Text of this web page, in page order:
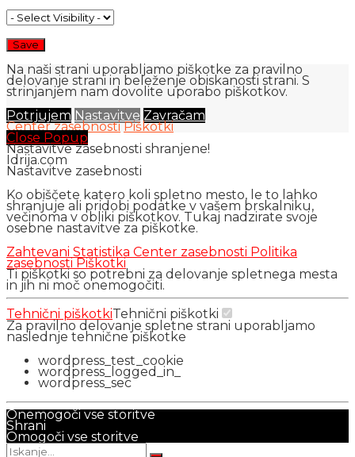
Na naši strani uporabljamo piškotke za pravilno
delovanje strani in beleženje obiskanosti strani. S
strinjanjem nam dovolite uporabo piškotkov.
Potrjujem Nastavitve Zavračam
Center zasebnosti Piškotki
Close Popup
Nastavitve zasebnosti shranjene!
Idrija.com
Nastavitve zasebnosti
Ko obiščete katero koli spletno mesto, le to lahko
shranjuje ali pridobi podatke v vašem brskalniku,
večinoma v obliki piškotkov. Tukaj nadzirate svoje
osebne nastavitve za piškotke.
Zahtevani Statistika Center zasebnosti Politika
zasebnosti Piškotki
Ti piškotki so potrebni za delovanje spletnega mesta
in jih ni moč onemogočiti.
Tehnični piškotkiTehnični piškotki
Za pravilno delovanje spletne strani uporabljamo
naslednje tehnične piškotke
wordpress_test_cookie
wordpress_logged_in_
wordpress_sec
Onemogoči vse storitve
Shrani
Omogoči vse storitve